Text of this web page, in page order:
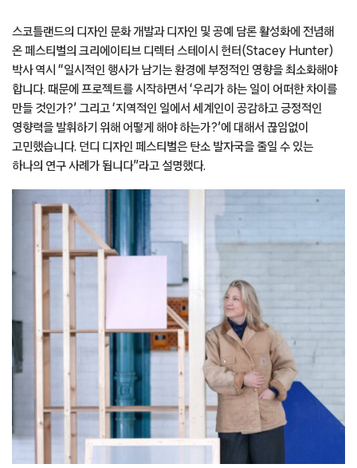
스코틀랜드의 디자인 문화 개발과 디자인 및 공예 담론 활성화에 전념해
온 페스티벌의 크리에이티브 디렉터 스테이시 헌터(Stacey Hunter)
박사 역시 “일시적인 행사가 남기는 환경에 부정적인 영향을 최소화해야
합니다. 때문에 프로젝트를 시작하면서 ‘우리가 하는 일이 어떠한 차이를
만들 것인가?’ 그리고 ‘지역적인 일에서 세계인이 공감하고 긍정적인
영향력을 발휘하기 위해 어떻게 해야 하는가?’에 대해서 끊임없이
고민했습니다. 던디 디자인 페스티벌은 탄소 발자국을 줄일 수 있는
하나의 연구 사례가 됩니다”라고 설명했다.